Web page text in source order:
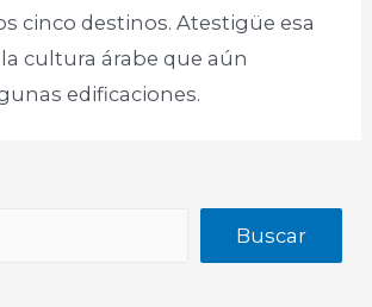
cinco destinos. Atestigüe esa
cultura árabe que aún
edificaciones.​
Buscar